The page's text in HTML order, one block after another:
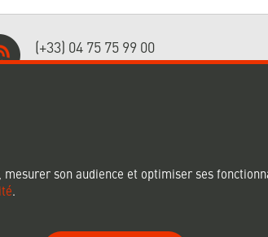
(+33) 04 75 75 99 00
Nos spécialistes vous répondent !
son audience et optimiser ses
.